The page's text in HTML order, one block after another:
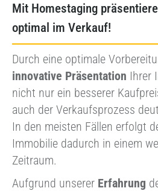
Mit Homestaging
optimal im Verkauf!
Durch eine optimale
innovative Präsentation Ihrer
nicht nur ein besserer
auch der Verkaufsprozess
In den meisten Fällen erfolgt
Immobilie dadurch in einem
Zeitraum.
Aufgrund unserer Erfahrung